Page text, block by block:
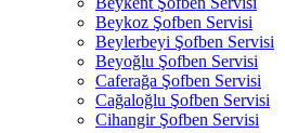
Beykoz Şofben Servisi
Beylerbeyi Şofben Servisi
Beyoğlu Şofben Servisi
Caferağa Şofben Servisi
Cağaloğlu Şofben Servisi
Cihangir Şofben Servisi